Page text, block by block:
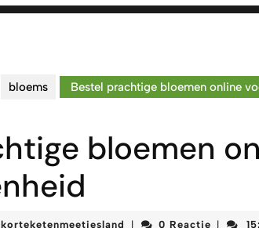
bloems Bestel prachtige bloemen online
bloemen
korteketenmeetjesland korteketenmeetjesland
0 Reactie